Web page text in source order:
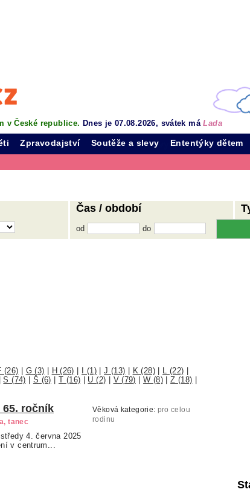
v České republice. Dnes je 07.08.2026, svátek máLada
Zpravodajství Soutěže a slevy Ententýky dětem
Čas / období
od do
(26) | G (3) | H (26) | I (1)|J (13) | K (28)| L (22) |
|S (74) | Š (6) | T (16) | U (2) | V (79) | W (8)|Z (18) |
65. ročník
tanec
4. června 2025
v centrum...
Věková kategorie: pro celou
rodinu